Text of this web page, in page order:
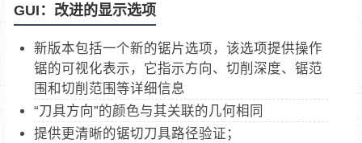
GUI：改进的显示选项
新版本包括一个新的锯片选项，该选项提供操作
锯的可视化表示，它指示方向、切削深度、锯范
围和切削范围等详细信息
“刀具方向”的颜色与其关联的几何相同
提供更清晰的锯切刀具路径验证；